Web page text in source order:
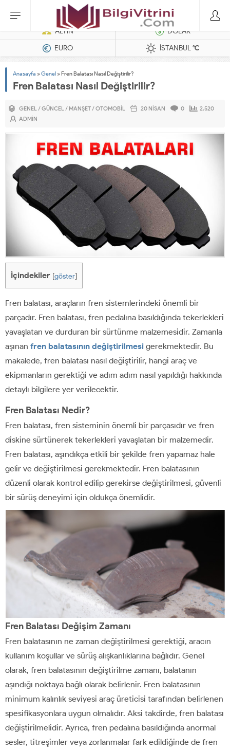
Dizel Jeneratörler
ALTIN
DOLAR
EURO
İSTANBUL°C
Anasayfa »Genel »Fren Balatası Nasıl Değiştirilir?
Fren Balatası Nasıl Değiştirilir?
GENEL/GÜNCEL/ MANŞET/OTOMOBIL 20 NISAN 0
2.520
ADMIN
İçindekiler [göster]
Fren balatası, araçların fren sistemlerindeki önemli bir
parçadır. Fren balatası, fren pedalına basıldığında tekerlekleri
yavaşlatan ve durduran bir sürtünme malzemesidir. Zamanla
aşınan fren balatasının değiştirilmesi gerekmektedir. Bu
makalede, fren balatası nasıl değiştirilir, hangi araç ve
ekipmanların gerektiği ve adım adım nasıl yapıldığı hakkında
detaylı bilgilere yer verilecektir.
Fren Balatası Nedir?
Fren balatası, fren sisteminin önemli bir parçasıdır ve fren
diskine sürtünerek tekerlekleri yavaşlatan bir malzemedir.
Fren balatası, aşındıkça etkili bir şekilde fren yapamaz hale
gelir ve değiştirilmesi gerekmektedir. Fren balatasının
düzenli olarak kontrol edilip gerekirse değiştirilmesi, güvenli
bir sürüş deneyimi için oldukça önemlidir.
Fren Balatası Değişim Zamanı
Fren balatasının ne zaman değiştirilmesi gerektiği, aracın
kullanım koşullar ve sürüş alışkanlıklarına bağlıdır. Genel
olarak, fren balatasının değiştirilme zamanı, balatanın
aşındığı noktaya bağlı olarak belirlenir. Fren balatasının
minimum kalınlık seviyesi araç üreticisi tarafından belirlenen
spesifikasyonlara uygun olmalıdır. Aksi takdirde, fren balatası
değiştirilmelidir. Ayrıca, fren pedalına basıldığında anormal
sesler, titreşimler veya zorlanmalar fark edildiğinde de fren